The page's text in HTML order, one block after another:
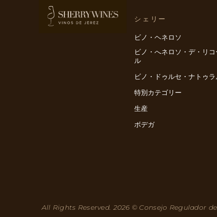
シェリー
ビノ・ヘネロソ
ビノ・へネロソ・デ・リ
ル
ビノ・ドゥルセ・ナトゥ
特別カテゴリー
生産
ボデガ
All Rights Reserved. 2026 © Consejo Regulador